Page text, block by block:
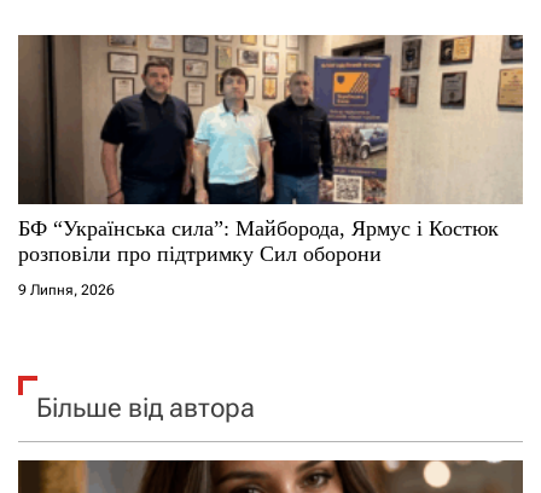
БФ “Українська сила”: Майборода, Ярмус і Костюк
розповіли про підтримку Сил оборони
9 Липня, 2026
Більше від автора